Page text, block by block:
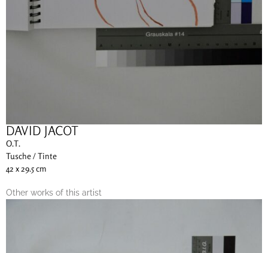
DAVID JACOT
O.T.
Tusche / Tinte
42 x 29.5 cm
Other works of this artist